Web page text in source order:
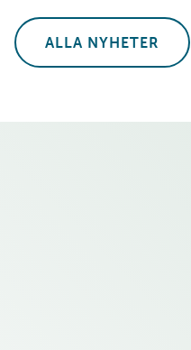
ALLA NYHETER